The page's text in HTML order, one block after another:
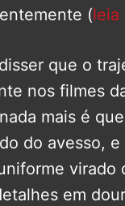
(leia
que o
nos filmes
mais é
do avesso, e
virado
em